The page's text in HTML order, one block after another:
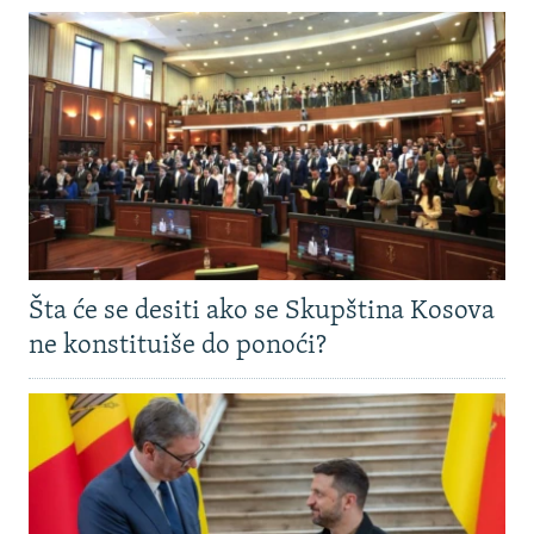
Šta će se desiti ako se Skupština Kosova
ne konstituiše do ponoći?